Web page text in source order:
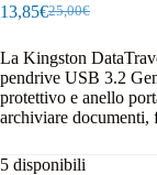
25,00€
Il
originale
era:
25,00€.
13,85€Il
attuale
è:
13,85€.
La Kingston
pendrive USB 3.2
protettivo e anello
archiviare documenti,
5 disponibili